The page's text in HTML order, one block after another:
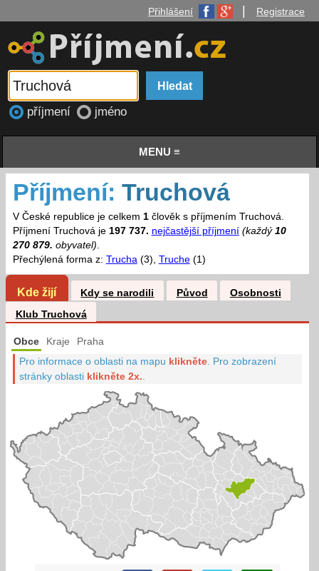
Přihlášení Registrace
příjmení jméno
MENU ≡
Příjmení: Truchová
V České republice je celkem 1člověk s příjmením Truchová.
Příjmení Truchová je 197 737. nejčastější příjmení (každý 10
270 879. obyvatel).
Přechýlená forma z: Trucha(3), Truche(1)
Kde žijí Kdy se narodili Původ
Osobnosti
Klub Truchová
Obce Kraje Praha
Pro informace o oblasti na mapu klikněte Pro zobrazení
stránky oblasti klikněte 2x.